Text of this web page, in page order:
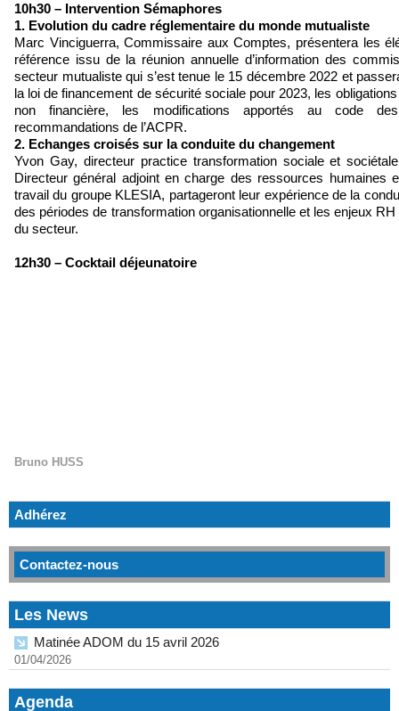
10h30 – Intervention Sémaphores
1. Evolution du cadre réglementaire du monde mutualiste
Marc Vinciguerra, Commissaire aux Comptes, présentera les
référence issu de la réunion annuelle d’information des
secteur mutualiste qui s’est tenue le 15 décembre 2022 et
la loi de financement de sécurité sociale pour 2023, les
non financière, les modifications apportés au code
recommandations de l’ACPR.
2. Echanges croisés sur la conduite du changement
Yvon Gay, directeur practice transformation sociale et
Directeur général adjoint en charge des ressources humaines
travail du groupe KLESIA, partageront leur expérience de la
des périodes de transformation organisationnelle et les enjeux
du secteur.
12h30 – Cocktail déjeunatoire
Bruno HUSS
Adhérez
Contactez-nous
Les News
Matinée ADOM du 15 avril 2026
01/04/2026
Agenda